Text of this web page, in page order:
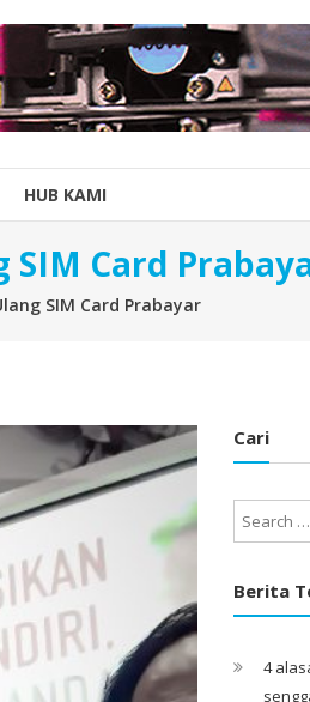
HUB KAMI
SIM Card
SIM Card Prabayar
Cari
Berita
4